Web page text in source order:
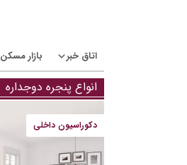
اتاق خبر بازار مسکن
انواع پنجره دوجداره
دکوراسیون داخلی